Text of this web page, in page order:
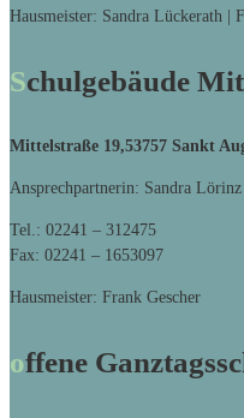
Hausmeister: Sandra Lückerath |
Schulgebäude
Mittelstraße 19,53757 Sankt
Ansprechpartnerin: Sandra Lörinz
Tel.: 02241 – 312475
Fax: 02241 – 1653097
Hausmeister: Frank Gescher
offene